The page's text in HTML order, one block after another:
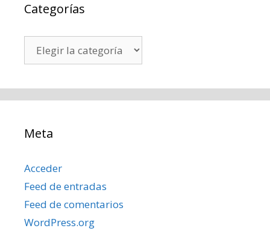
Categorías
Meta
Acceder
Feed de entradas
Feed de comentarios
WordPress.org